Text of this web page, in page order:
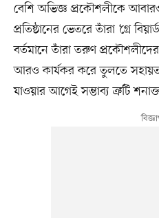
বেশি অভিজ্ঞ প্রকৌশলীকে
প্রতিষ্ঠানের ভেতরে তাঁরা ‘গ্রে
বর্তমানে তাঁরা তরুণ
আরও কার্যকর করে তুলতে
যাওয়ার আগেই সম্ভাব্য ত্রুটি